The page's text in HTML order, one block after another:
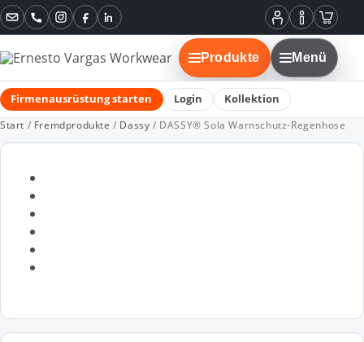
Mein
Konto
Informationen
Instagram
FacebookLinkedIn
Produkte Menü
Firmenausrüstung starten Login Kollektion
Start / Fremdprodukte / Dassy / DASSY® Sola Warnschutz-Regenhose